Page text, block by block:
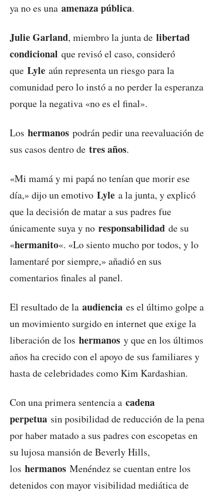
ya no es una amenaza pública.
Julie Garland, miembro la junta de libertad
condicional que revisó el caso, consideró
que Lyle aún representa un riesgo para la
comunidad pero lo instó a no perder la esperanza
porque la negativa «no es el final».
Los hermanos podrán pedir una reevaluación de
sus casos dentro de tres años.
«Mi mamá y mi papá no tenían que morir ese
día,» dijo un emotivo Lyle a la junta, y explicó
que la decisión de matar a sus padres fue
únicamente suya y no responsabilidad de su
«hermanito«. «Lo siento mucho por todos, y lo
lamentaré por siempre,» añadió en sus
comentarios finales al panel.
El resultado de la audiencia es el último golpe a
un movimiento surgido en internet que exige la
liberación de los hermanos y que en los últimos
años ha crecido con el apoyo de sus familiares y
hasta de celebridades como Kim Kardashian.
Con una primera sentencia a cadena
perpetua sin posibilidad de reducción de la pena
por haber matado a sus padres con escopetas en
su lujosa mansión de Beverly Hills,
los hermanos Menéndez se cuentan entre los
detenidos con mayor visibilidad mediática de